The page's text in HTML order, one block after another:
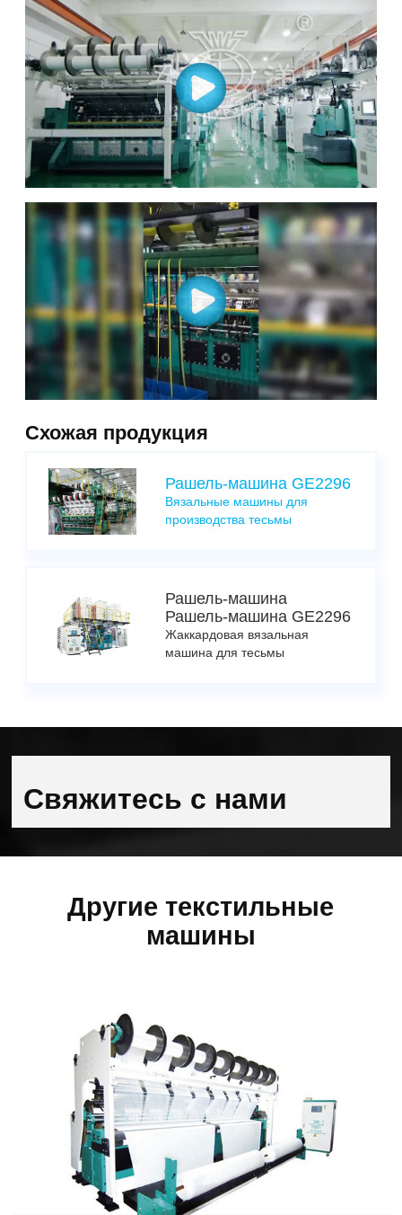
Схожая продукция
Рашель-машина GE2296
Вязальные машины для
производства тесьмы
Рашель-машина
Рашель-машина GE2296
Жаккардовая вязальная
машина для тесьмы
Свяжитесь с нами
Другие текстильные
машины